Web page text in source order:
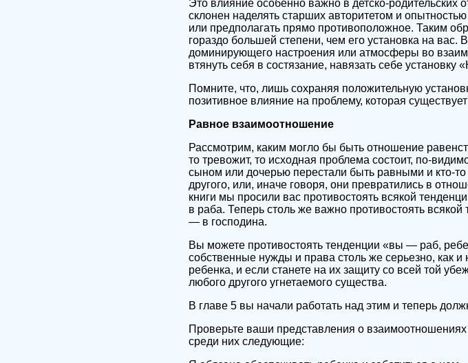
Это влияние особенно важно в детско-
склонен наделять старших авторитетом и
или предполагать прямо противоположное. Таким
гораздо большей степени, чем его установка на вас.
доминирующего настроения или атмосферы во
втянуть себя в состязание, навязать себе установку
Помните, что, лишь сохраняя положительную
позитивное влияние на проблему, которая
Равное взаимоотношение
Рассмотрим, каким могло бы быть отношение
то тревожит, то исходная проблема состоит, по-
сыном или дочерью перестали быть равными и кто-
другого, или, иначе говоря, они превратились в
книги мы просили вас противостоять всякой
в раба. Теперь столь же важно противостоять
— в господина.
Вы можете противостоять тенденции «вы — раб,
собственные нужды и права столь же серьезно, как
ребенка, и если станете на их защиту со всей той
любого другого угнетаемого существа.
В главе 5 вы начали работать над этим и теперь
Проверьте ваши представления о
среди них следующие: